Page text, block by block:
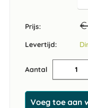
Prijs: €
Levertijd:
Aantal
Voeg toe aan